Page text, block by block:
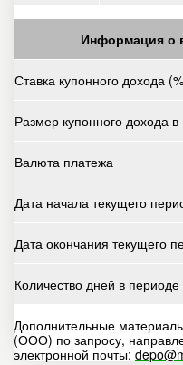
Информация о
Ставка купонного дохода
Размер купонного дохода в
Валюта платежа
Дата начала текущего
Дата окончания текущего
Количество дней в периоде
Дополнительные
(ООО) по запросу,
электронной почты: